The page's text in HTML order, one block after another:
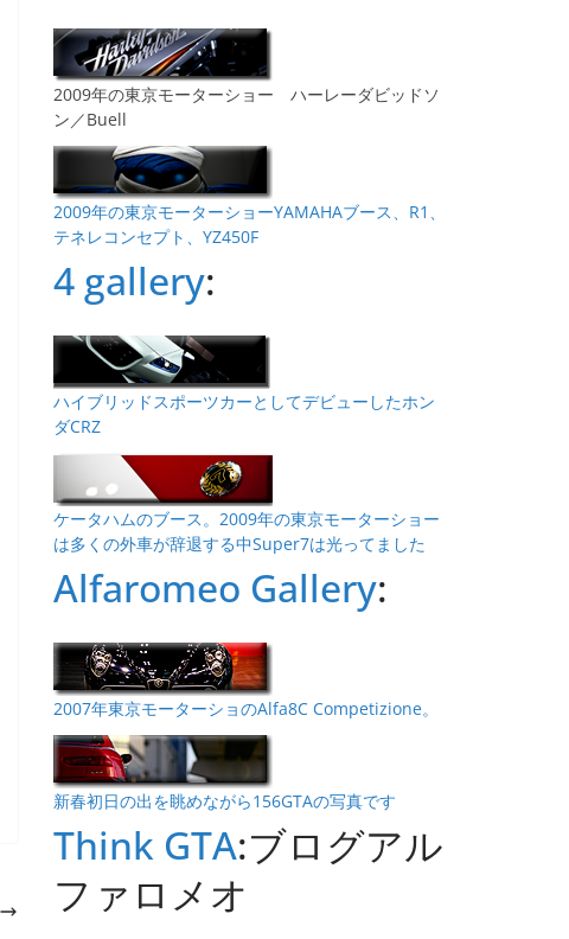
2009年の東京モーターショー ハーレーダビッドソ
ン／Buell
2009年の東京モーターショーYAMAHAブース、R1、
テネレコンセプト、YZ450F
4 gallery:
ハイブリッドスポーツカーとしてデビューしたホン
ダCRZ
ケータハムのブース。2009年の東京モーターショー
は多くの外車が辞退する中Super7は光ってました
Alfaromeo Gallery:
2007年東京モーターショのAlfa8C Competizione。
新春初日の出を眺めながら156GTAの写真です
Think GTA:ブログアル
ファロメオ